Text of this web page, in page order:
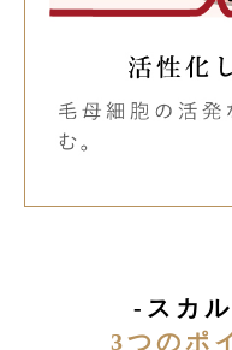
-スカ
3つのポ